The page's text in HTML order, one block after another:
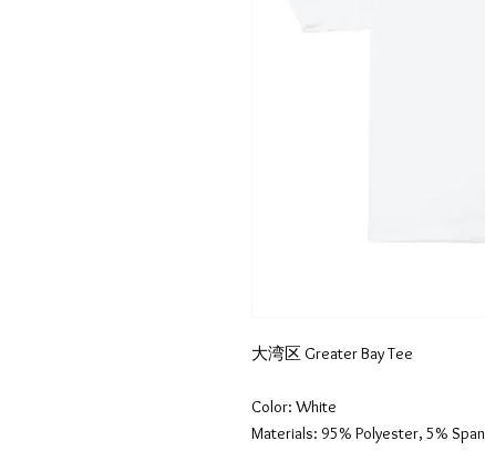
大湾区 Greater Bay Tee
Color: White
Materials: 95% Polyester, 5% Span